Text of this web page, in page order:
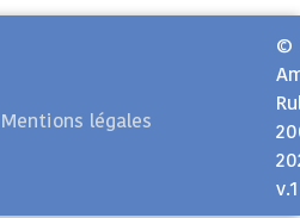
Mentions légales
©